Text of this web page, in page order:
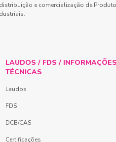
e comercialização de
LAUDOS / FDS / INFORMAÇÕES
TÉCNICAS
Laudos
FDS
DCB/CAS
Certificações